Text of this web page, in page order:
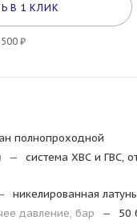
В 1 КЛИК
₽
полнопроходной
—
система ХВС и ГВС,
никелированная латунь
давление, бар
—
50